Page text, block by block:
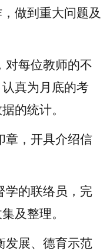
做到重大问题及
对每位教师的不
真为月底的考
的统计。
章，开具介绍信
学的联络员，完
及整理。
发展、德育示范